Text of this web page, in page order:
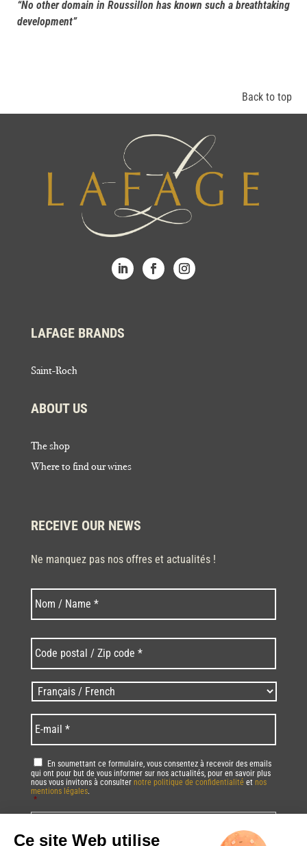
“No other domain in Roussillon has known such a breathtaking
development”
Back to top
LAFAGE BRANDS
Saint-Roch
ABOUT US
The shop
Where to find our wines
RECEIVE OUR NEWS
Ne manquez pas nos offres et actualités !
Nom * Last
postal
/
Zip
code
* *
Langues
/
Language *
mail *
RGPD *
En soumettant ce formulaire, vous consentez à recevoir des emails
qui ont pour but de vous informer sur nos actualités, pour en savoir plus
nous vous invitons à consulter notre politique de confidentialité et nos
mentions légales.
*